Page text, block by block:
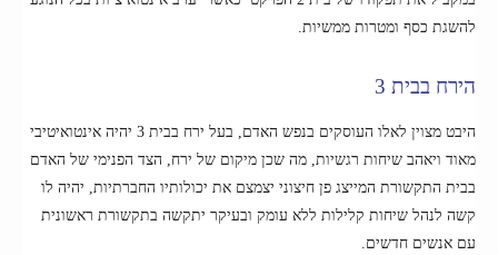
להשגת כסף ומטרות ממשיות.
הירח בבית 3
היבט מצוין לאלו העוסקים בנפש האדם, בעל ירח בבית 3 יהיה אינטואיטיבי
מאוד ויאהב שיחות רגשיות, מה שכן מיקום של ירח, הצד הפנימי של האדם
בבית התקשורת המייצג פן חיצוני יצמצם את יכולותיו החברתיות, יהיה לו
קשה לנהל שיחות קלילות ללא עומק ובעיקר יתקשה בתקשורת ראשונית
עם אנשים חדשים.